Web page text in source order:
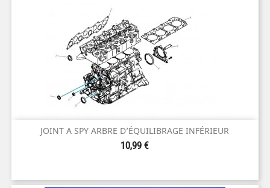
JOINT A SPY ARBRE D’ÉQUILIBRAGE INFÉRIEUR
Prix
10,99 €